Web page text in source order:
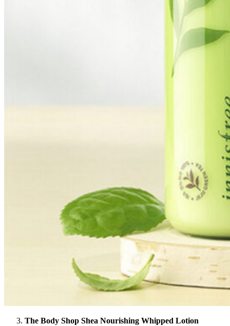
The Body Shop Shea Nourishing Whipped Lotion